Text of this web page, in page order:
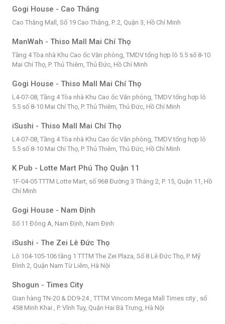
Gogi House - Cao Thắng
Cao Thắng Mall, Số 19 Cao Thắng, P. 2, Quận 3, Hồ Chí Minh
ManWah - Thiso Mall Mai Chí Thọ
Tầng 4 Tòa nhà Khu Cao ốc Văn phòng, TMDV tổng hợp lô 5.5 số 8-10
Mai Chí Thọ, P. Thủ Thiêm, Thủ Đức, Hồ Chí Minh
Gogi House - Thiso Mall Mai Chí Thọ
L4-07-08, Tầng 4 Tòa nhà Khu Cao ốc Văn phòng, TMDV tổng hợp lô
5.5 số 8-10 Mai Chí Thọ, P. Thủ Thiêm, Thủ Đức, Hồ Chí Minh
iSushi - Thiso Mall Mai Chí Thọ
L4-07-08, Tầng 4 Tòa nhà Khu Cao ốc Văn phòng, TMDV tổng hợp lô
5.5 số 8-10 Mai Chí Thọ, P. Thủ Thiêm, Thủ Đức, Hồ Chí Minh
K Pub - Lotte Mart Phú Thọ Quận 11
1F-04-05 TTTM Lotte Mart, số 968 Đường 3 Tháng 2, P. 15, Quận 11, Hồ
Chí Minh
Gogi House - Nam Định
Số 11 Đông A, Nam Định, Nam Định
iSushi - The Zei Lê Đức Thọ
Lô 104-105-106 tầng 1 TTTM The Zei Plaza, Số 8 Lê Đức Thọ, P. Mỹ
Đình 2, Quận Nam Từ Liêm, Hà Nội
Shogun - Times City
Gian hàng TN-20 & DD9-24 , TTTM Vincom Mega Mall Times city , số
458 Minh Khai , P. Vĩnh Tuy, Quận Hai Bà Trưng, Hà Nội